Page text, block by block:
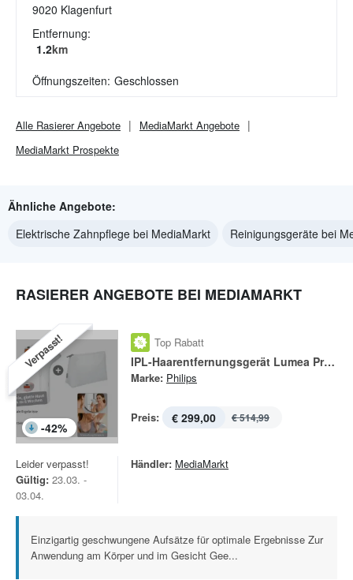
9020 Klagenfurt
Entfernung:
1.2km
Öffnungszeiten: Geschlossen
Alle RasiererAngebote MediaMarkt Angebote
MediaMarkt Prospekte
Ähnliche Angebote:
Elektrische Zahnpflege bei MediaMarkt
Reinigungsgeräte bei
RASIERER ANGEBOTE BEI MEDIAMARKT
Verpasst!
-42%
Top Rabatt
IPL-Haarentfernungsgerät Lumea Prestige BRI 950-00
Marke: Philips
Preis: € 299,00 € 514,99
Leider verpasst!
Gültig: 23.03. -
03.04.
Händler: MediaMarkt
Einzigartig geschwungene Aufsätze für optimale Ergebnisse Zur
Anwendung am Körper und im Gesicht Gee...